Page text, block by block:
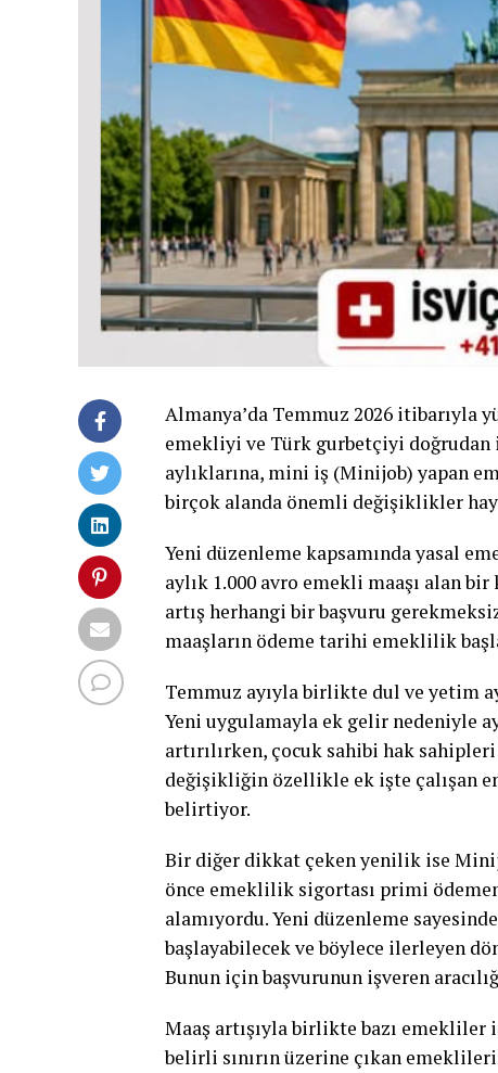
Almanya’da Temmuz 2026 itibarıyla
emekliyi ve Türk gurbetçiyi
aylıklarına, mini iş (Minijob) yapan
birçok alanda önemli değişiklikler
Yeni düzenleme kapsamında yasal
aylık 1.000 avro emekli maaşı alan
artış herhangi bir başvuru
maaşların ödeme tarihi emeklilik
Temmuz ayıyla birlikte dul ve yetim
Yeni uygulamayla ek gelir nedeniyle
artırılırken, çocuk sahibi hak
değişikliğin özellikle ek işte çalışan
belirtiyor.
Bir diğer dikkat çeken yenilik ise
önce emeklilik sigortası primi
alamıyordu. Yeni düzenleme
başlayabilecek ve böylece ilerleyen
Bunun için başvurunun işveren
Maaş artışıyla birlikte bazı
belirli sınırın üzerine çıkan